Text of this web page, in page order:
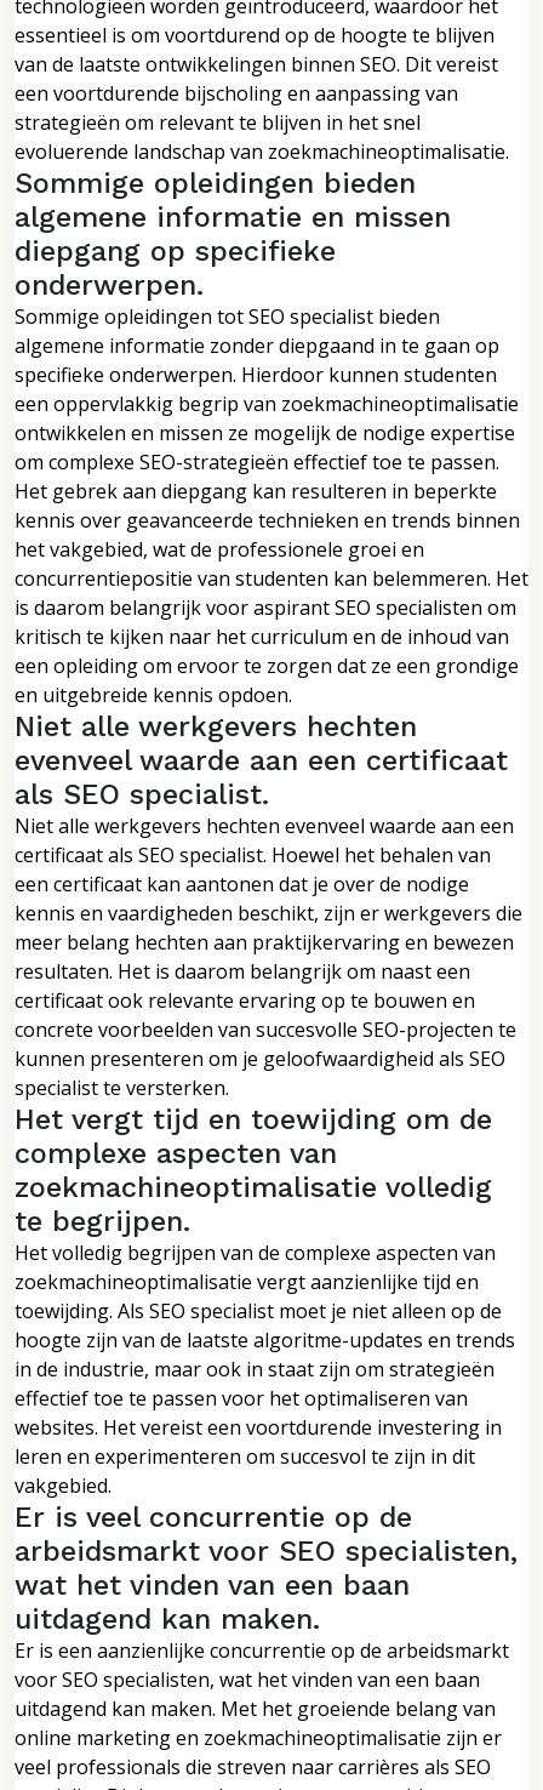
technologieën worden geïntroduceerd, waardoor het
essentieel is om voortdurend op de hoogte te blijven
van de laatste ontwikkelingen binnen SEO. Dit vereist
een voortdurende bijscholing en aanpassing van
strategieën om relevant te blijven in het snel
evoluerende landschap van zoekmachineoptimalisatie.
Sommige opleidingen bieden
algemene informatie en missen
diepgang op specifieke
onderwerpen.
Sommige opleidingen tot SEO specialist bieden
algemene informatie zonder diepgaand in te gaan op
specifieke onderwerpen. Hierdoor kunnen studenten
een oppervlakkig begrip van zoekmachineoptimalisatie
ontwikkelen en missen ze mogelijk de nodige expertise
om complexe SEO-strategieën effectief toe te passen.
Het gebrek aan diepgang kan resulteren in beperkte
kennis over geavanceerde technieken en trends binnen
het vakgebied, wat de professionele groei en
concurrentiepositie van studenten kan belemmeren. Het
is daarom belangrijk voor aspirant SEO specialisten om
kritisch te kijken naar het curriculum en de inhoud van
een opleiding om ervoor te zorgen dat ze een grondige
en uitgebreide kennis opdoen.
Niet alle werkgevers hechten
evenveel waarde aan een certificaat
als SEO specialist.
Niet alle werkgevers hechten evenveel waarde aan een
certificaat als SEO specialist. Hoewel het behalen van
een certificaat kan aantonen dat je over de nodige
kennis en vaardigheden beschikt, zijn er werkgevers die
meer belang hechten aan praktijkervaring en bewezen
resultaten. Het is daarom belangrijk om naast een
certificaat ook relevante ervaring op te bouwen en
concrete voorbeelden van succesvolle SEO-projecten te
kunnen presenteren om je geloofwaardigheid als SEO
specialist te versterken.
Het vergt tijd en toewijding om de
complexe aspecten van
zoekmachineoptimalisatie volledig
te begrijpen.
Het volledig begrijpen van de complexe aspecten van
zoekmachineoptimalisatie vergt aanzienlijke tijd en
toewijding. Als SEO specialist moet je niet alleen op de
hoogte zijn van de laatste algoritme-updates en trends
in de industrie, maar ook in staat zijn om strategieën
effectief toe te passen voor het optimaliseren van
websites. Het vereist een voortdurende investering in
leren en experimenteren om succesvol te zijn in dit
vakgebied.
Er is veel concurrentie op de
arbeidsmarkt voor SEO specialisten,
wat het vinden van een baan
uitdagend kan maken.
Er is een aanzienlijke concurrentie op de arbeidsmarkt
voor SEO specialisten, wat het vinden van een baan
uitdagend kan maken. Met het groeiende belang van
online marketing en zoekmachineoptimalisatie zijn er
veel professionals die streven naar carrières als SEO